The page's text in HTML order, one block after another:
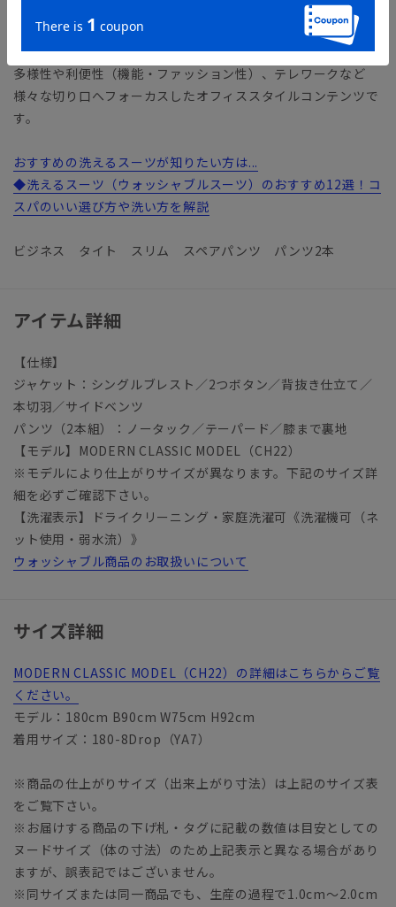
【ショップインブランド】 COMMUTECH（コミューテッ
ク）
多様性や利便性（機能・ファッション性）、テレワークなど
様々な切り口へフォーカスしたオフィススタイルコンテンツで
す。
おすすめの洗えるスーツが知りたい方は...
◆洗えるスーツ（ウォッシャブルスーツ）のおすすめ12選！コ
スパのいい選び方や洗い方を解説
ビジネス タイト スリム スペアパンツ パンツ2本
アイテム詳細
【仕様】
ジャケット：シングルブレスト／2つボタン／背抜き仕立て／
本切羽／サイドベンツ
パンツ（2本組）：ノータック／テーパード／膝まで裏地
【モデル】MODERN CLASSIC MODEL（CH22）
※モデルにより仕上がりサイズが異なります。下記のサイズ詳
細を必ずご確認下さい。
【洗濯表示】ドライクリーニング・家庭洗濯可《洗濯機可（ネ
ット使用・弱水流）》
ウォッシャブル商品のお取扱いについて
サイズ詳細
MODERN CLASSIC MODEL（CH22）の詳細はこちらからご覧
ください。
モデル：180cm B90cm W75cm H92cm
着用サイズ：180-8Drop（YA7）
※商品の仕上がりサイズ（出来上がり寸法）は上記のサイズ表
をご覧下さい。
※お届けする商品の下げ札・タグに記載の数値は目安としての
ヌードサイズ（体の寸法）のため上記表示と異なる場合があり
ますが、誤表記ではございません。
※同サイズまたは同一商品でも、生産の過程で1.0cm～2.0cm